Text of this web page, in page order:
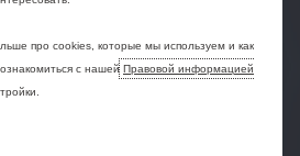
про cookies, которые мы используем и как
с нашей Правовой информацией